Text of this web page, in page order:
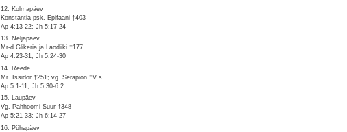
12. Kolmapäev
Konstantia psk. Epifaani †403
Ap 4:13-22; Jh 5:17-24
13. Neljapäev
Mr-d Glikeria ja Laodiiki †177
Ap 4:23-31; Jh 5:24-30
14. Reede
Mr. Issidor †251; vg. Serapion †V s.
Ap 5:1-11; Jh 5:30-6:2
15. Laupäev
Vg. Pahhoomi Suur †348
Ap 5:21-33; Jh 6:14-27
16. Pühapäev